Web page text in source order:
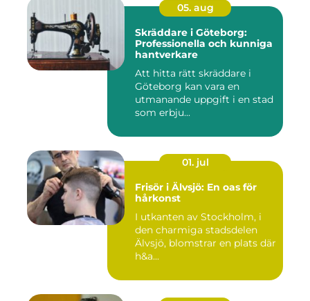
05. aug
Skräddare i Göteborg:
Professionella och kunniga
hantverkare
Att hitta rätt skräddare i
Göteborg kan vara en
utmanande uppgift i en stad
som erbju...
01. jul
Frisör i Älvsjö: En oas för
hårkonst
I utkanten av Stockholm, i
den charmiga stadsdelen
Älvsjö, blomstrar en plats där
h&a...